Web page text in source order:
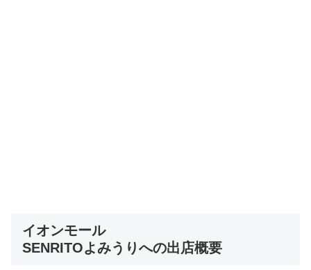
イオンモール
SENRITOよみうりへの出店概要